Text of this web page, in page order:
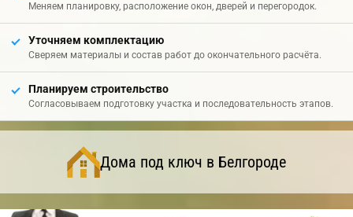
Меняем планировку, расположение окон, дверей и перегородок.
Уточняем комплектацию
Сверяем материалы и состав работ до окончательного расчёта.
Планируем строительство
Согласовываем подготовку участка и последовательность этапов.
Дома под ключ в Белгороде